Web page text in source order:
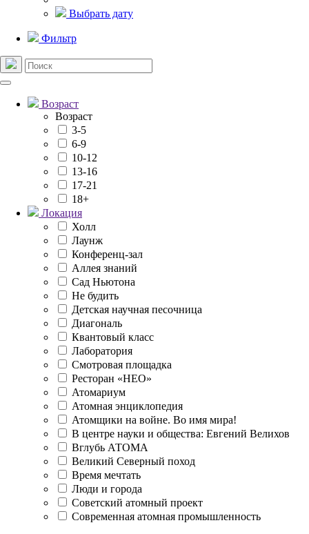
Выбрать дату
Фильтр
Возраст
Возраст
3-5
6-9
10-12
13-16
17-21
18+
Локация
Холл
Лаунж
Конференц-зал
Аллея знаний
Сад Ньютона
Не будить
Детская научная песочница
Диагональ
Квантовый класс
Лаборатория
Смотровая площадка
Ресторан «НЕО»
Атомариум
Атомная энциклопедия
Атомщики на войне. Во имя мира!
В центре науки и общества: Евгений Велихов
Вглубь АТОМА
Великий Северный поход
Время мечтать
Люди и города
Советский атомный проект
Современная атомная промышленность